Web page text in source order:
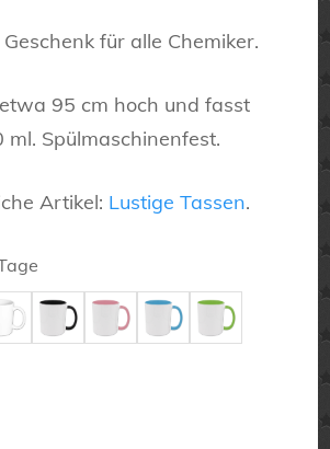
für alle Chemiker.
95 cm hoch und fasst
Spülmaschinenfest.
Artikel: Lustige Tassen.